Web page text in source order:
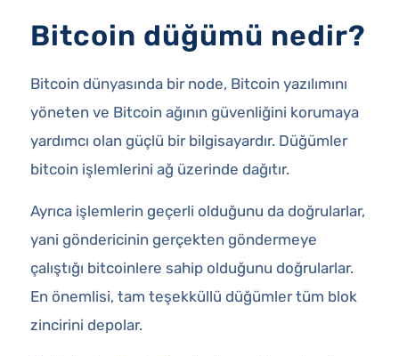
Bitcoin düğümü nedir?
Bitcoin dünyasında bir node, Bitcoin yazılımını
yöneten ve Bitcoin ağının güvenliğini korumaya
yardımcı olan güçlü bir bilgisayardır. Düğümler
bitcoin işlemlerini ağ üzerinde dağıtır.
Ayrıca işlemlerin geçerli olduğunu da doğrularlar,
yani göndericinin gerçekten göndermeye
çalıştığı bitcoinlere sahip olduğunu doğrularlar.
En önemlisi, tam teşekküllü düğümler tüm blok
zincirini depolar.